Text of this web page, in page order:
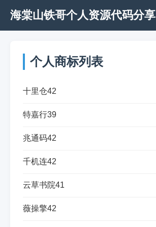
海棠山铁哥个人资源代码分享
个人商标列表
十里仓42
特嘉行39
兆通码42
千机连42
云草书院41
薇操擎42